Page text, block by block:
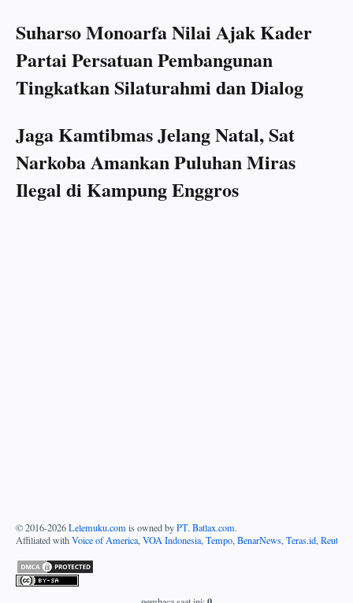
Suharso Monoarfa Nilai Ajak Kader
Partai Persatuan Pembangunan
Tingkatkan Silaturahmi dan Dialog
Jaga Kamtibmas Jelang Natal, Sat
Narkoba Amankan Puluhan Miras
Ilegal di Kampung Enggros
© 2016-2026Lelemuku.comis owned byPT. Batlax.com.
Affiliated withVoice of America,VOA Indonesia,Tempo,BenarNews,Teras.id,Reuters